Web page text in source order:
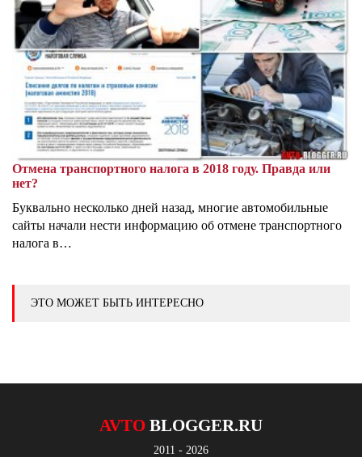
Отмена транспортного налога в 2018 году. Правда или
нет?
Буквально несколько дней назад, многие автомобильные
сайты начали нести информацию об отмене транспортного
налога в…
ЭТО МОЖЕТ БЫТЬ ИНТЕРЕСНО
AVTO BLOGGER.RU
2011 - 2026